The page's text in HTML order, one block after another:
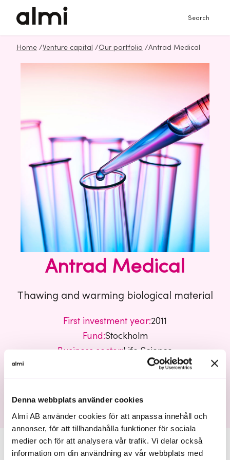
Denna webbplats använder cookies
Almi AB använder cookies för att anpassa innehåll och
annonser, för att tillhandahålla funktioner för sociala
medier och för att analysera vår trafik. Vi delar också
information om din användning av vår webbplats med
Search
Home /Venture capital /Our portfolio /Antrad Medical
Antrad Medical
Thawing and warming biological material
First investment year:2011
Fund:Stockholm
Business sector:Life Science